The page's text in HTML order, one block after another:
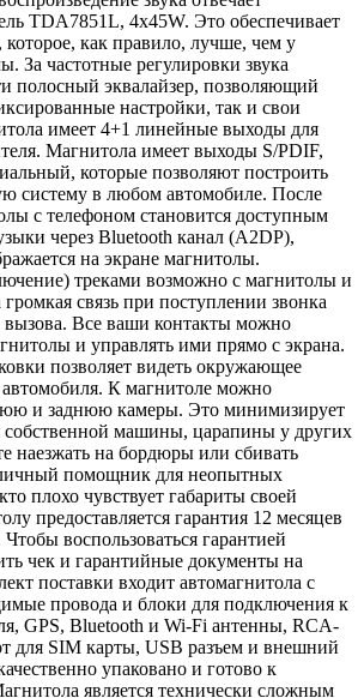
TDA7851L, 4x45W. Это обеспечивает
которое, как правило, лучше, чем у
За частотные регулировки звука
полосный эквалайзер, позволяющий
настройки, так и свои
имеет 4+1 линейные выходы для
Магнитола имеет выходы S/PDIF,
которые позволяют построить
систему в любом автомобиле. После
с телефоном становится доступным
через Bluetooth канал (A2DP),
на экране магнитолы.
треками возможно с магнитолы и
связь при поступлении звонка
Все ваши контакты можно
и управлять ими прямо с экрана.
позволяет видеть окружающее
автомобиля. К магнитоле можно
и заднюю камеры. Это минимизирует
машины, царапины у других
наезжать на бордюры или сбивать
помощник для неопытных
плохо чувствует габариты своей
предоставляется гарантия 12 месяцев
воспользоваться гарантией
чек и гарантийные документы на
поставки входит автомагнитола с
провода и блоки для подключения к
GPS, Bluetooth и Wi-Fi антенны, RCA-
для SIM карты, USB разъем и внешний
упаковано и готово к
является технически сложным